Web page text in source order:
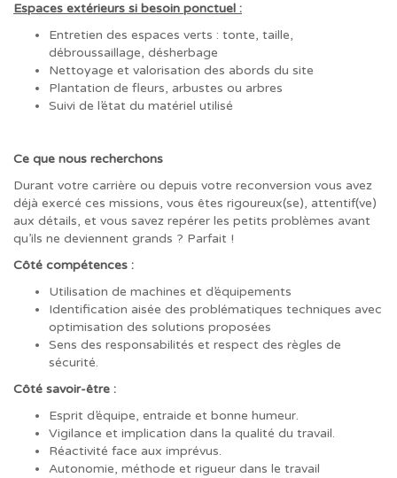
Espaces extérieurs si besoin ponctuel :
Entretien des espaces verts : tonte, taille,
débroussaillage, désherbage
Nettoyage et valorisation des abords du site
Plantation de fleurs, arbustes ou arbres
Suivi de l’état du matériel utilisé
Ce que nous recherchons
Durant votre carrière ou depuis votre reconversion vous avez
déjà exercé ces missions, vous êtes rigoureux(se), attentif(ve)
aux détails, et vous savez repérer les petits problèmes avant
qu’ils ne deviennent grands ? Parfait !
Côté compétences :
Utilisation de machines et d’équipements
Identification aisée des problématiques techniques avec
optimisation des solutions proposées
Sens des responsabilités et respect des règles de
sécurité.
Côté savoir-être :
Esprit d’équipe, entraide et bonne humeur.
Vigilance et implication dans la qualité du travail.
Réactivité face aux imprévus.
Autonomie, méthode et rigueur dans le travail